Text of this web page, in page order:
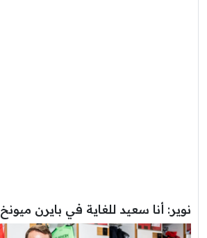
نوير: أنا سعيد للغاية في بايرن ميونخ